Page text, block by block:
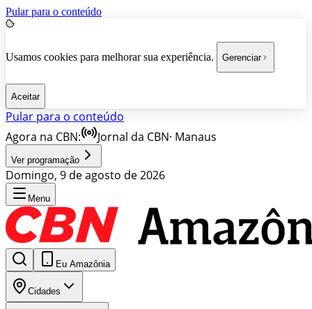
Pular para o conteúdo
Usamos cookies para melhorar sua experiência. Gerenciar
Aceitar
Pular para o conteúdo
Agora na CBN:
Jornal da CBN· Manaus
Ver programação
Domingo, 9 de agosto de 2026
Menu
Eu Amazônia
Cidades